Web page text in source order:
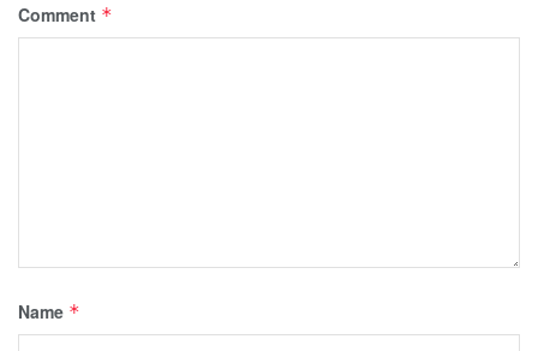
Comment *
Name *